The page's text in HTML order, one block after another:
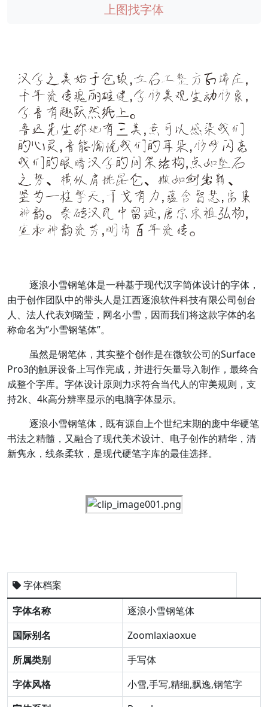
上图找字体
逐浪小雪钢笔体是一种基于现代汉字简体设计的字体，
由于创作团队中的带头人是江西逐浪软件科技有限公司创台
人、法人代表刘璐莹，网名小雪，因而我们将这款字体的名
称命名为“小雪钢笔体”。
虽然是钢笔体，其实整个创作是在微软公司的Surface
Pro3的触屏设备上写作完成，并进行矢量导入制作，最终合
成整个字库。字体设计原则力求符合当代人的审美规则，支
持2k、4k高分辨率显示的电脑字体显示。
逐浪小雪钢笔体，既有源自上个世纪末期的庞中华硬笔
书法之精髓，又融合了现代美术设计、电子创作的精华，清
新隽永，线条柔软，是现代硬笔字库的最佳选择。
字体档案
字体名称
逐浪小雪钢笔体
国际别名
Zoomlaxiaoxue
所属类别
手写体
字体风格
小雪,手写,精细,飘逸,钢笔字